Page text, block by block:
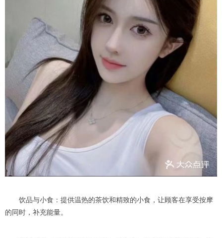
饮品与小食：提供温热的茶饮和精致的小食，让顾客在享受按摩
的同时，补充能量。